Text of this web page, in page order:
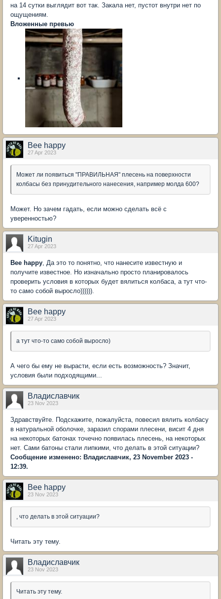
на 14 сутки выглядит вот так. Закала нет, пустот внутри нет по
ощущениям.
Вложенные превью
Bee happy
27 Apr 2023
Может ли появиться "ПРАВИЛЬНАЯ" плесень на поверхности
колбасы без принудительного нанесения, например молда 600?
Может. Но зачем гадать, если можно сделать всё с
уверенностью?
Kitugin
27 Apr 2023
Bee happy, Да это то понятно, что нанесите известную и
получите известное. Но изначально просто планировалось
проверить условия в которых будет вялиться колбаса, а тут что-
то само собой выросло)))))).
Bee happy
27 Apr 2023
а тут что-то само собой выросло)
А чего бы ему не вырасти, если есть возможность? Значит,
условия были подходящими...
Владиславчик
23 Nov 2023
Здравствуйте. Подскажите, пожалуйста, повесил вялить колбасу
в натуральной оболочке, заразил спорами плесени, висит 4 дня
на некоторых батонах точечно появилась плесень, на некоторых
нет. Сами батоны стали липкими, что делать в этой ситуации?
Сообщение изменено: Владиславчик, 23 November 2023 -
12:39.
Bee happy
23 Nov 2023
, что делать в этой ситуации?
Читать эту тему.
Владиславчик
23 Nov 2023
Читать эту тему.